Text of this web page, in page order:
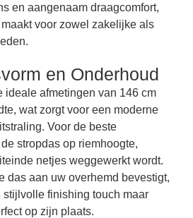
en aangenaam draagcomfort,
voor zowel zakelijke als
en Onderhoud
ideale afmetingen van 146 cm
wat zorgt voor een moderne
Voor de beste
stropdas op riemhoogte,
netjes weggewerkt wordt.
das aan uw overhemd bevestigt,
finishing touch maar
op zijn plaats.